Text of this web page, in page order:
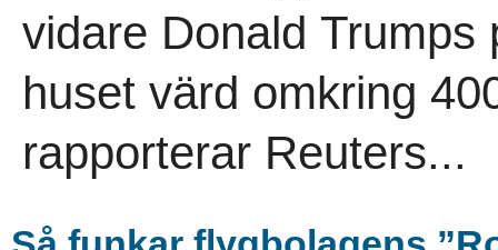
vidare Donald Trumps
huset värd omkring
rapporterar Reuters...